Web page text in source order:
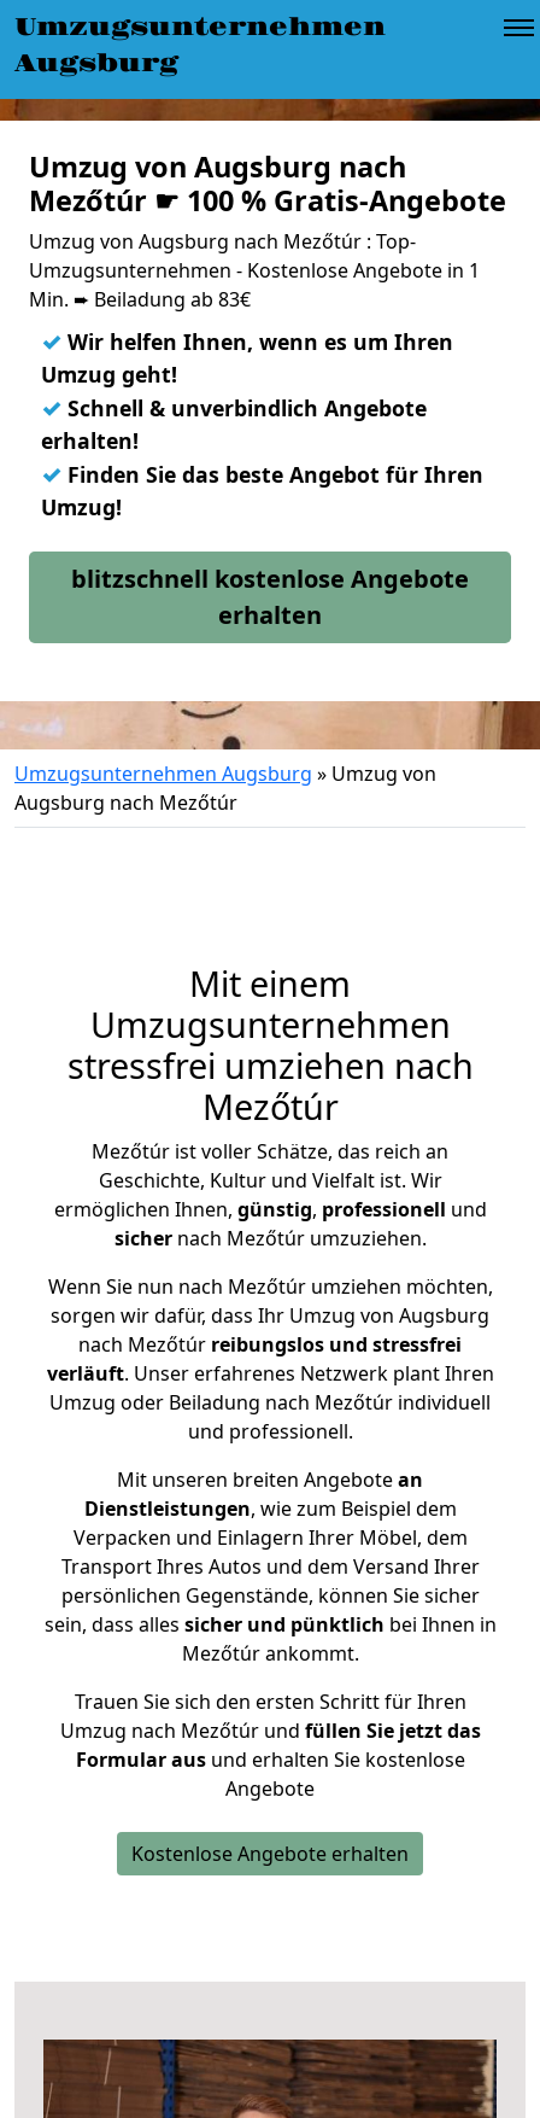
Umzugsunternehmen
Augsburg
Umzug von Augsburg nach
Mezőtúr ☛ 100 % Gratis-Angebote
Umzug von Augsburg nach Mezőtúr : Top-
Umzugsunternehmen - Kostenlose Angebote in 1
Min. ➨ Beiladung ab 83€
✓ Wir helfen Ihnen, wenn es um Ihren
Umzug geht!
✓ Schnell & unverbindlich Angebote
erhalten!
✓ Finden Sie das beste Angebot für Ihren
Umzug!
blitzschnell kostenlose Angebote
erhalten
Umzugsunternehmen Augsburg » Umzug von
Augsburg nach Mezőtúr
Mit einem
Umzugsunternehmen
stressfrei umziehen nach
Mezőtúr
Mezőtúr ist voller Schätze, das reich an
Geschichte, Kultur und Vielfalt ist. Wir
ermöglichen Ihnen, günstig, professionell und
sichernach Mezőtúr umzuziehen.
Wenn Sie nun nach Mezőtúr umziehen möchten,
sorgen wir dafür, dass Ihr Umzug von Augsburg
nach Mezőtúr reibungslos und stressfrei
verläuft. Unser erfahrenes Netzwerk plant Ihren
Umzug oder Beiladung nach Mezőtúr individuell
und professionell.
Mit unseren breiten Angebotean
Dienstleistungen, wie zum Beispiel dem
Verpacken und Einlagern Ihrer Möbel, dem
Transport Ihres Autos und dem Versand Ihrer
persönlichen Gegenstände, können Sie sicher
sein, dass alles sicher und pünktlich bei Ihnen in
Mezőtúr ankommt.
Trauen Sie sich den ersten Schritt für Ihren
Umzug nach Mezőtúr und füllen Sie jetzt das
Formular ausund erhalten Sie kostenlose
Angebote
Kostenlose Angebote erhalten